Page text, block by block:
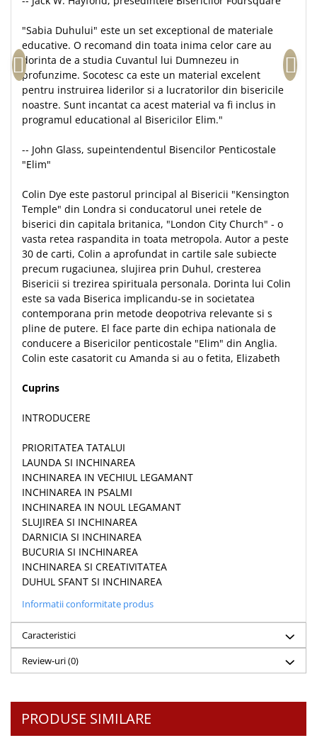
A doua venire
Apologetica
Dogmatica
Istoria Bisericii
Misiune
Contemporaneitate
Devotional
Diverse
Lupta Spirituala
Schimbarea caracterului
Slujire
Suferinta
Viata din belsug
Viata de zi cu zi
Despre afaceri
Dezvoltare personala
Leadership
Sanatate / nutritie
"Sabia Duhului" este un set exceptional de materiale
educative. O recomand din toata inima celor care au
dorinta de a studia Cuvantul lui Dumnezeu in
profunzime. Socotesc ca este un material excelent
pentru instruirea liderilor si a lucratorilor din bisericile
noastre. Sunt incantat ca acest material va fi inclus in
programul educational al Bisericilor Elim."
-- John Glass, supeintendentul Bisencilor Penticostale
"Elim"
Colin Dye este pastorul principal al Bisericii "Kensington
Temple" din Londra si conducatorul unei retele de
biserici din capitala britanica, "London City Church" - o
vasta retea raspandita in toata metropola. Autor a peste
30 de carti, Colin a aprofundat in cartile sale subiecte
precum rugaciunea, slujirea prin Duhul, cresterea
Bisericii si trezirea spirituala personala. Dorinta lui Colin
este sa vada Biserica implicandu-se in societatea
contemporana prin metode deopotriva relevante si s
pline de putere. El face parte din echipa nationala de
conducere a Bisericilor penticostale "Elim" din Anglia.
Colin este casatorit cu Amanda si au o fetita, Elizabeth
Cuprins
INTRODUCERE
PRIORITATEA TATALUI
LAUNDA SI INCHINAREA
INCHINAREA IN VECHIUL LEGAMANT
INCHINAREA IN PSALMI
INCHINAREA IN NOUL LEGAMANT
SLUJIREA SI INCHINAREA
DARNICIA SI INCHINAREA
BUCURIA SI INCHINAREA
INCHINAREA SI CREATIVITATEA
DUHUL SFANT SI INCHINAREA
Informatii conformitate produs
Caracteristici
Review-uri(0)
PRODUSE SIMILARE